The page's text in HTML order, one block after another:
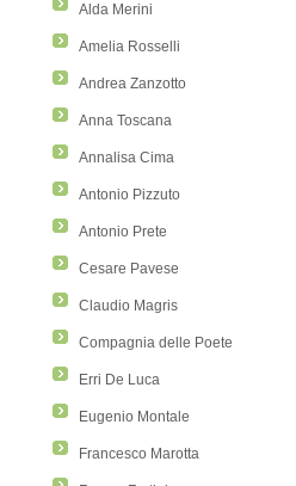
Alda Merini
Amelia Rosselli
Andrea Zanzotto
Anna Toscana
Annalisa Cima
Antonio Pizzuto
Antonio Prete
Cesare Pavese
Claudio Magris
Compagnia delle Poete
Erri De Luca
Eugenio Montale
Francesco Marotta